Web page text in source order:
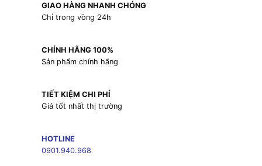
GIAO HÀNG NHANH CHÓNG
Chỉ trong vòng 24h
CHÍNH HÃNG 100%
Sản phẩm chính hãng
TIẾT KIỆM CHI PHÍ
Giá tốt nhất thị trường
HOTLINE
0901.940.968